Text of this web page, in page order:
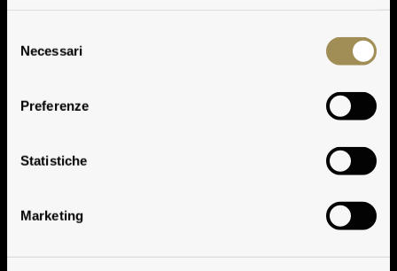
delNecessari
Preferenze
Statistiche
Marketing
Castello della Sala